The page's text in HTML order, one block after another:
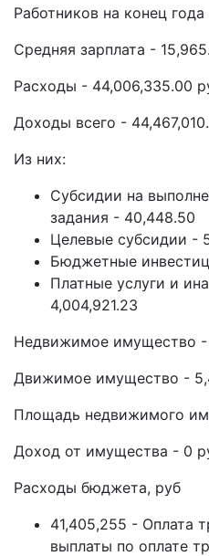
Работников на конец
Средняя зарплата -
Расходы - 44,006,335.00
Доходы всего -
Из них:
Субсидии на
задания - 40,448.50
Целевые субсидии -
Бюджетные
Платные услуги и
4,004,921.23
Недвижимое имущество -
Движимое имущество -
Площадь недвижимого
Доход от имущества - 0
Расходы бюджета, руб
41,405,255 - Оплата
выплаты по оплате